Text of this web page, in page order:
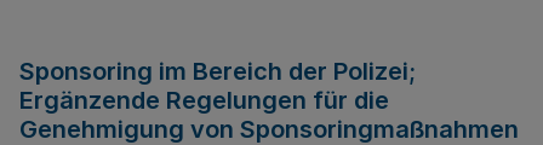
Sponsoring im Bereich der Polizei;
Ergänzende Regelungen für die
Genehmigung von Sponsoringmaßnahmen